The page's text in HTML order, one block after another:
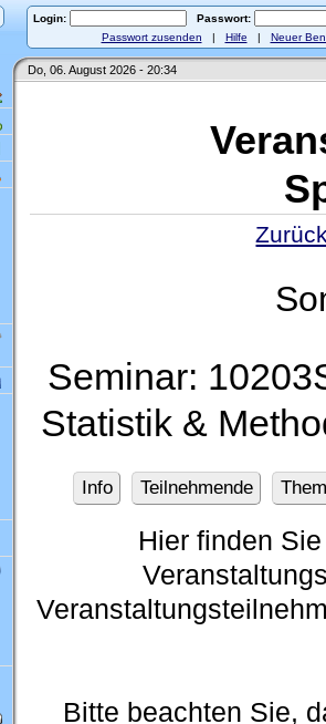
Login:
Passwort:
Passwort zusenden | Hilfe | Neuer
Do, 06. August 2026 - 20:34
Seminar:
Statistik &
Info Teilnehmende
Hier finden
Bitte beachten Sie,